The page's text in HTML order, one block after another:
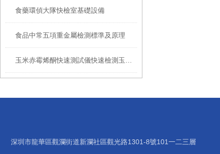
食藥環偵大隊快檢室基礎設備
食品中常五項重金屬檢測標準及原理
深圳市龍華區觀瀾街道新瀾社區觀光路1301-8號101一二三層